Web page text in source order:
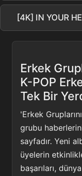
Erkek
K-POP
Tek Bir
'Erkek
grubu
sayfadır. Yeni
üyelerin
başarıları,